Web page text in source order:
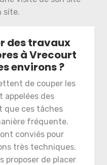
site.
des travaux
à Vrecourt
environs ?
de couper les
appelées des
que ces tâches
fréquente.
conviés pour
très techniques.
proposer de placer